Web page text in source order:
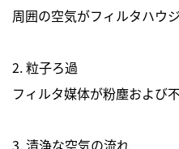
周囲の空気がフィルタハウ
2. 粒子ろ過
フィルタ媒体が粉塵および
3. 清浄な空気の流れ